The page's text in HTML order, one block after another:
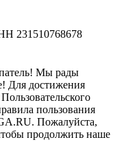
231510768678
Мы рады
Для достижения
пользования
Пожалуйста,
продолжить наше